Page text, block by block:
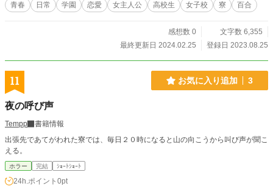
青春 日常 学園 恋愛 女主人公 高校生 女子校 寮 百合
感想数 0
文字数 6,355
最終更新日 2024.02.25
登録日 2023.08.25
11 お気に入り追加 3
夜の呼び声
Tempp
書籍情報
出張先であてがわれた寮では、毎日２０時になると山の向こうから叫び声が聞こ
える。
ホラー 完結 ｼｮｰﾄｼｮｰﾄ
24h.ポイント 0pt